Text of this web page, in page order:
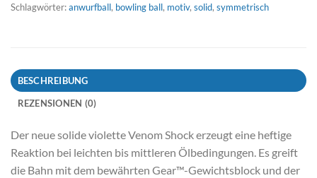
Schlagwörter:anwurfball, bowling ball, motiv, solid, symmetrisch
BESCHREIBUNG
REZENSIONEN (0)
Der neue solide violette Venom Shock erzeugt eine heftige
Reaktion bei leichten bis mittleren Ölbedingungen. Es greift
die Bahn mit dem bewährten Gear™-Gewichtsblock und der